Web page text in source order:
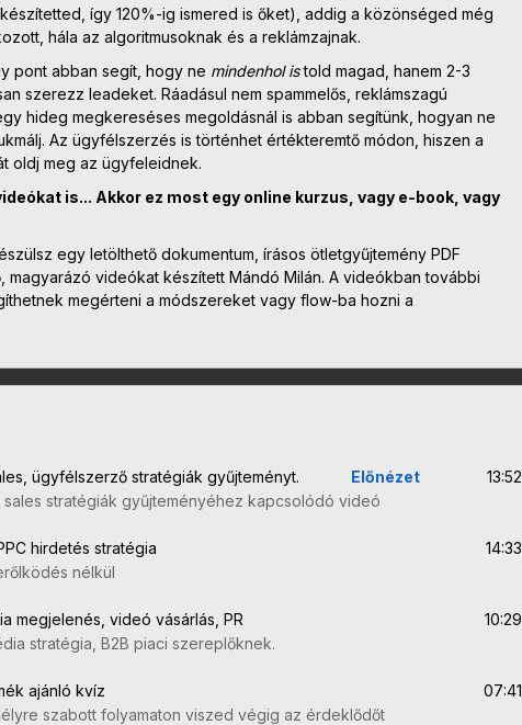
így 120%-ig ismered is őket), addig a közönséged még
hála az algoritmusoknak és a reklámzajnak.
pont abban segít, hogy ne mindenhol istold magad, hanem 2-3
szerezz leadeket. Ráadásul nem spammelős, reklámszagú
hideg megkereséses megoldásnál is abban segítünk, hogyan ne
Az ügyfélszerzés is történhet értékteremtő módon, hiszen a
oldj meg az ügyfeleidnek.
is... Akkor ez most egy online kurzus, vagy e-book, vagy
egy letölthető dokumentum, írásos ötletgyűjtemény PDF
magyarázó videókat készített Mándó Milán. A videókban további
megérteni a módszereket vagy flow-ba hozni a
ügyfélszerző stratégiák gyűjteményt. Előnézet
13:52
stratégiák gyűjteményéhez kapcsolódó videó
hirdetés stratégia
14:33
nélkül
megjelenés, videó vásárlás, PR
10:29
stratégia, B2B piaci szereplőknek.
ajánló kvíz
07:41
szabott folyamaton viszed végig az érdeklődőt